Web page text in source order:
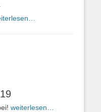
weiterlesen…